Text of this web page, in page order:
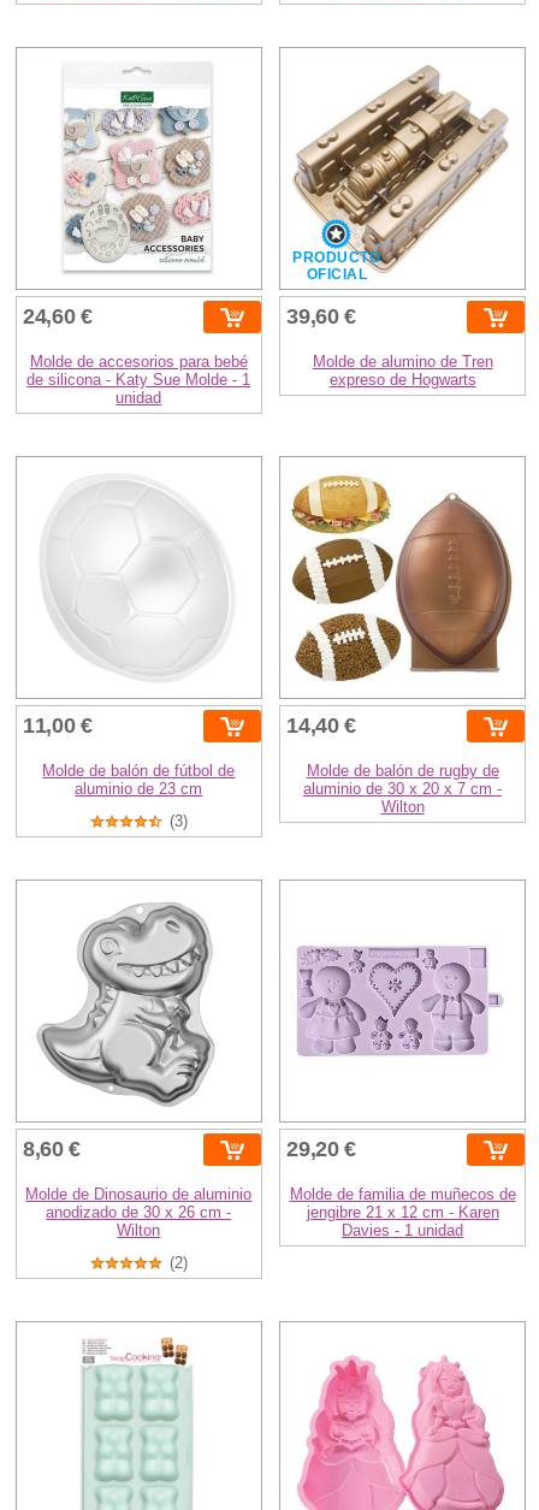
24,60 €
Molde de accesorios para bebé
de silicona - Katy Sue Molde - 1
unidad
PRODUCTO
OFICIAL
39,60 €
Molde de alumino de Tren
expreso de Hogwarts
11,00 €
Molde de balón de fútbol de
aluminio de 23 cm
(3)
14,40 €
Molde de balón de rugby de
aluminio de 30 x 20 x 7 cm -
Wilton
8,60 €
Molde de Dinosaurio de aluminio
anodizado de 30 x 26 cm -
Wilton
(2)
29,20 €
Molde de familia de muñecos de
jengibre 21 x 12 cm - Karen
Davies - 1 unidad